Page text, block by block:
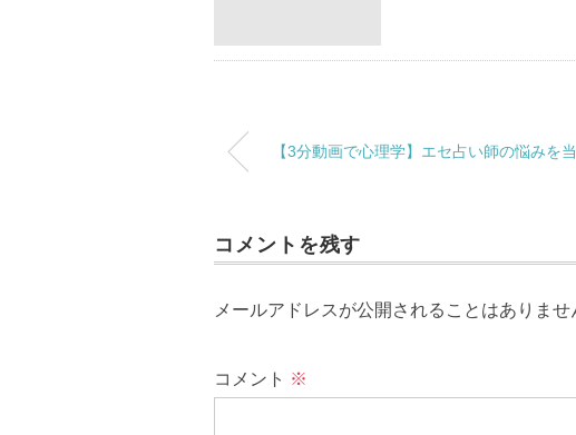
【3分動画で心理学】エセ占い師の悩みを
コメントを残す
メールアドレスが公開されることはありませ
コメント ※